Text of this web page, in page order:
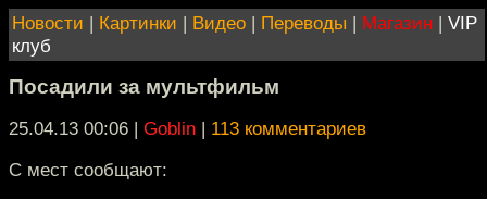
Новости | Картинки | Видео | Переводы | Магазин | VIP
клуб
Посадили за мультфильм
25.04.13 00:06 | Goblin | 113 комментариев
С мест сообщают: